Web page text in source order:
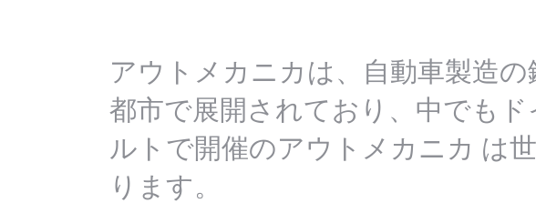
アウトメカニカは、自動車製造
都市で展開されており、中でも
ルトで開催のアウトメカニカ は
ります。